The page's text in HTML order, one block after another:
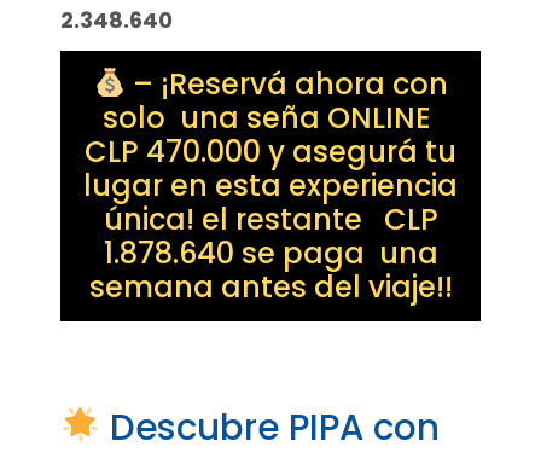
2.348.640
– ¡Reservá ahora con
solo una seña ONLINE
CLP 470.000 y asegurá tu
lugar en esta experiencia
única! el restante CLP
1.878.640 se paga una
semana antes del viaje!!
Descubre PIPA con